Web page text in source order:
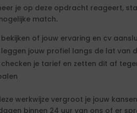
je op deze opdracht reageert,
match.
bekijken of jouw ervaring en cv
leggen jouw profiel langs de lat van
checken je tarief en zetten dit af
werkwijze vergroot je jouw
binnen 24 uur van ons of er